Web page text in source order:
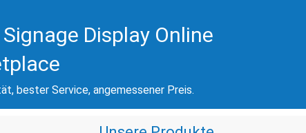
Display Online
bester Service, angemessener Preis.